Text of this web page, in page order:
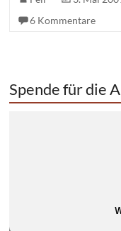
6 Kommentare
Spende für die